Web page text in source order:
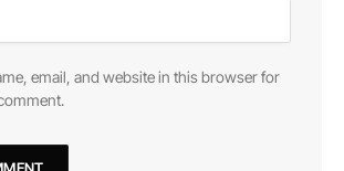
email, and website in this browser for